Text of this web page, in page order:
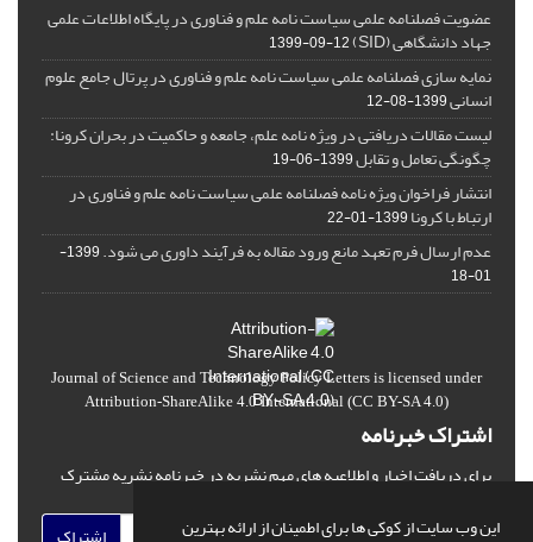
این وب سایت از کوکی ها برای اطمینان از ارائه بهترین
عضویت فصلنامه علمی سیاست نامه علم و فناوری در پایگاه اطلاعات علمی
جهاد دانشگاهی (SID) 1399-09-12
نمایه سازی فصلنامه علمی سیاست نامه علم و فناوری در پرتال جامع علوم
انسانی1399-08-12
لیست مقالات دریافتی در ویژه نامه علم، جامعه و حاکمیت در بحران کرونا:
چگونگی تعامل و تقابل1399-06-19
انتشار فراخوان ویژه‏ نامه فصلنامه علمی سیاست نامه علم و فناوری در
ارتباط با کرونا1399-01-22
عدم ارسال فرم تعهد مانع ورود مقاله به فرآیند داوری می شود.
1399-
01-18
Journal of Science and Technology Policy Letters is licensed under
Attribution-ShareAlike 4.0 International (CC BY-SA 4.0)
اشتراک خبرنامه
برای دریافت اخبار و اطلاعیه های مهم نشریه در خبرنامه نشریه مشترک